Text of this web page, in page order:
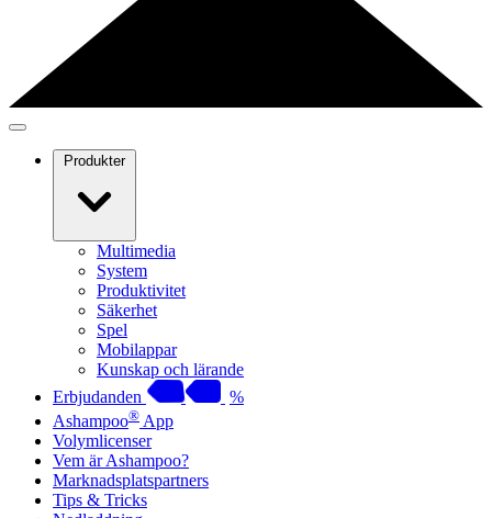
Produkter
Multimedia
System
Produktivitet
Säkerhet
Spel
Mobilappar
Kunskap och lärande
Erbjudanden
%
Ashampoo® App
Volymlicenser
Vem är Ashampoo?
Marknadsplatspartners
Tips & Tricks